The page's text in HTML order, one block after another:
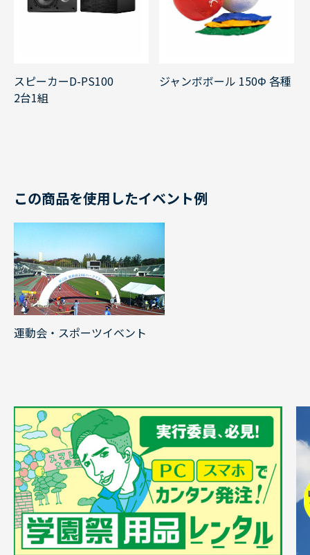
スピーカーD-PS100
2台1組
ジャンボボール 150Φ 各種
この商品を使用したイベント例
運動会・スポーツイベント